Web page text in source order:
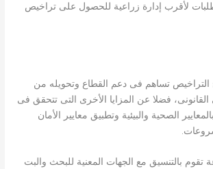
لأقرب إدارة زراعية للحصول على تراخيص
تساهم فى دعم القطاع وتحويله من
القانونى، فضلا عن المزايا الأخرى التى تتحقق فى
الصحية والبيئية وتطبيق معايير الأمان
تقوم بالتنسيق مع الجهات المعنية للبحث والبت